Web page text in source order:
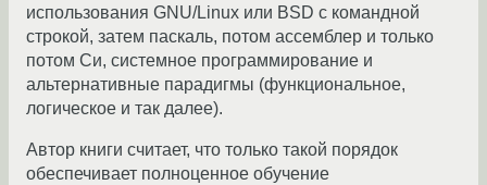
использования GNU/Linux или BSD с командной
строкой, затем паскаль, потом ассемблер и только
потом Си, системное программирование и
альтернативные парадигмы (функциональное,
логическое и так далее).
Автор книги считает, что только такой порядок
обеспечивает полноценное обучение